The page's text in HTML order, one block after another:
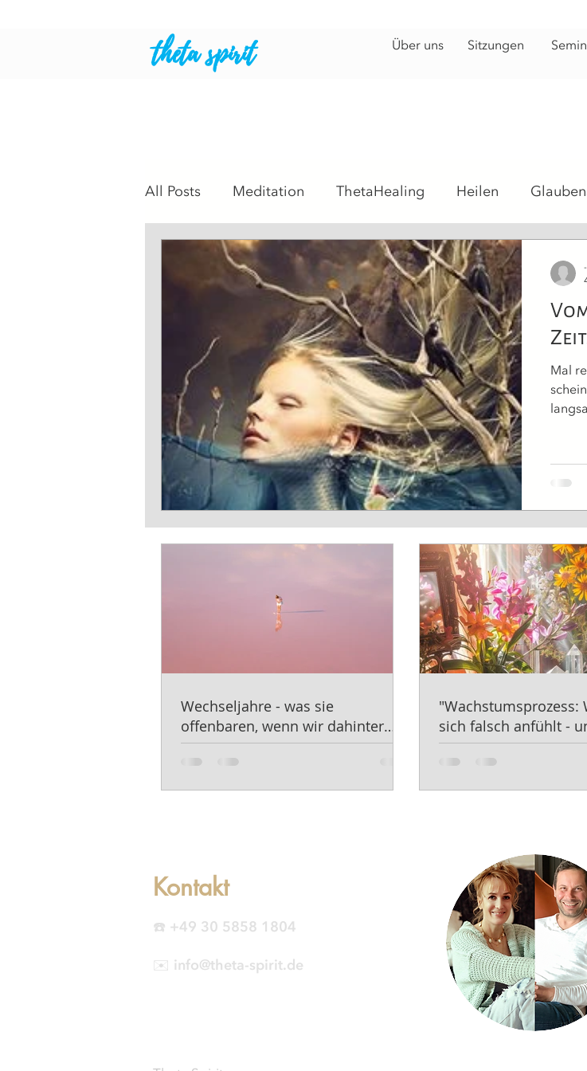
theta spirit Über uns Sitzungen
All Posts Meditation ThetaHealing Heilen
Intuitive Readings Psychosomatisch Heilsteine
Mal
-
Wechseljahre - was sie
offenbaren, wenn wir dahinter
schauen.
"Wachstumsprozess:
sich falsch anfühlt -
Genau richtig ist."
Kontakt
☎️ +49 30 5858 1804
✉️ info@theta-spirit.de